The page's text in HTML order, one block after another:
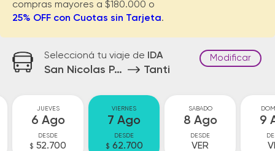
compras mayores a $180.000 o
25% OFF con Cuotas sin Tarjeta.
Seleccioná tu viaje de IDA
San Nicolas Parador Tanti
Modificar
JUEVES
6 Ago
DESDE
$ 52.700
VIERNES
7 Ago
DESDE
$ 62.700
SABADO
8 Ago
DESDE
VER
9